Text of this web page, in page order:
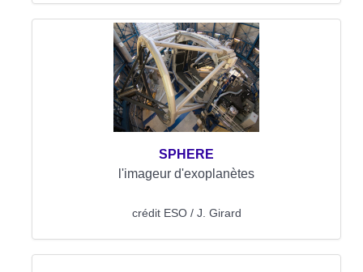
SPHERE
l'imageur d'exoplanètes
crédit ESO / J. Girard